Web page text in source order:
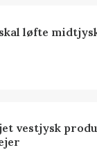
løfte
vestjysk